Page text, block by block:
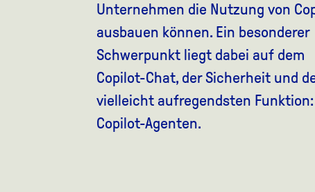
Unternehmen die Nutzung von
ausbauen können. Ein besonderer
Schwerpunkt liegt dabei auf dem
Copilot-Chat, der Sicherheit und
vielleicht aufregendsten Funktion:
Copilot-Agenten.